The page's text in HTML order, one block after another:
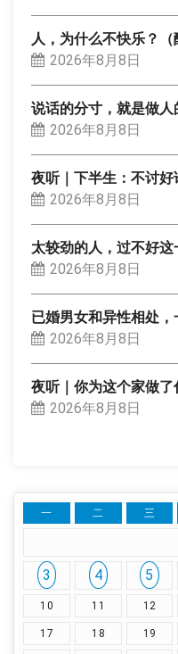
人，为什么不快乐？（
2026年8月8日
说话的分寸，就是做人
2026年8月8日
夜听｜下半生：不讨
2026年8月8日
太较劲的人，过不好这
2026年8月8日
已婚男女和异性相处
2026年8月8日
夜听｜你为这个家做了
2026年8月8日
一 二 三
3
4 5
10 11 12
17 18 19